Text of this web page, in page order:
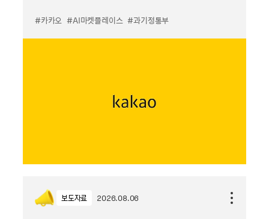
#카카오 #AI마켓플레이스 #과기정통부
보도자료 2026.08.06